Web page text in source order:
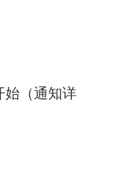
始（通知详